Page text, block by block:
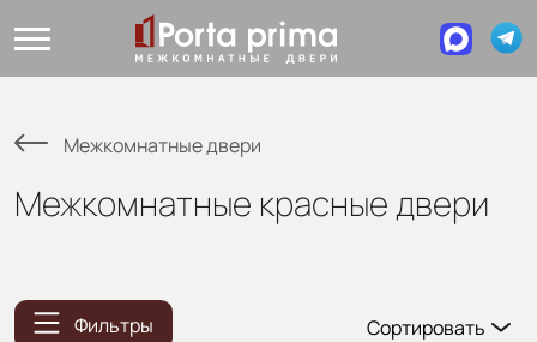
Межкомнатные двери
Межкомнатные красные двери
Фильтры
Сортировать